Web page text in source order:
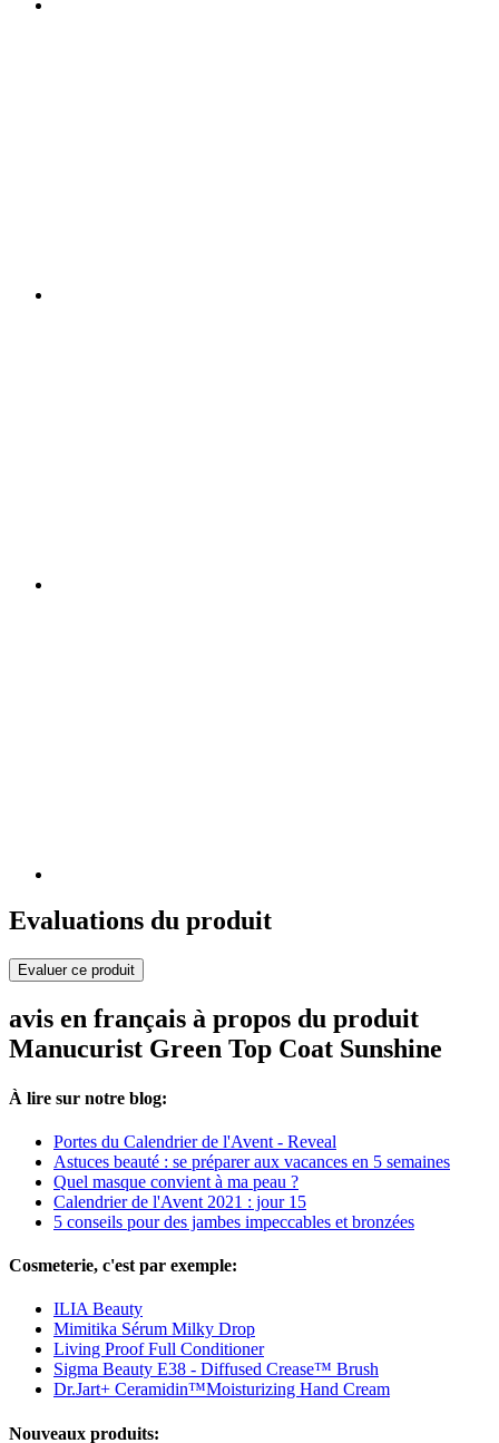
Evaluations du produit
Evaluer ce produit
avis en français à propos du produit
Manucurist Green Top Coat Sunshine
À lire sur notre blog:
Portes du Calendrier de l'Avent - Reveal
Astuces beauté : se préparer aux vacances en 5 semaines
Quel masque convient à ma peau ?
Calendrier de l'Avent 2021 : jour 15
5 conseils pour des jambes impeccables et bronzées
Cosmeterie, c'est par exemple:
ILIA Beauty
Mimitika Sérum Milky Drop
Living Proof Full Conditioner
Sigma Beauty E38 - Diffused Crease™ Brush
Dr.Jart+ Ceramidin™Moisturizing Hand Cream
Nouveaux produits: